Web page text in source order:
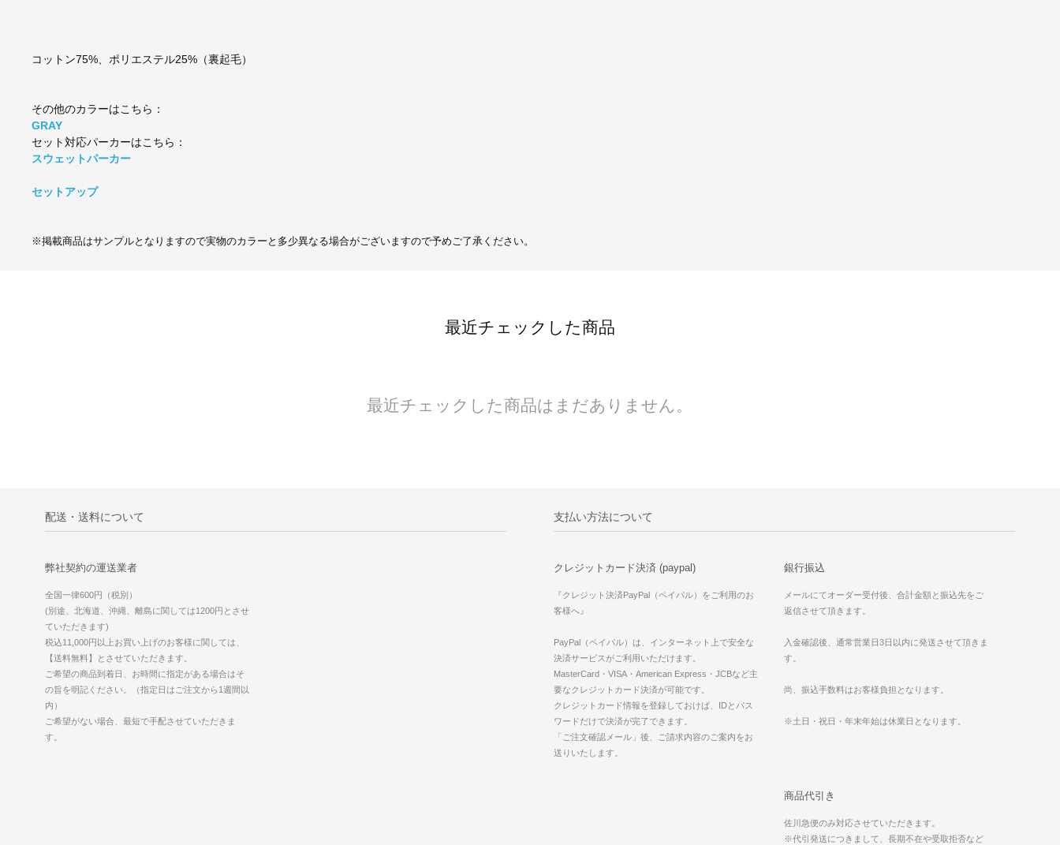
コットン75%、ポリエステル25%（裏起毛）
その他のカラーはこちら：
GRAY
セット対応パーカーはこちら：
スウェットパーカー
セットアップ
※掲載商品はサンプルとなりますので実物のカラーと多少異なる場合がございますので予めご了承ください。
最近チェックした商品
最近チェックした商品はまだありません。
配送・送料について
弊社契約の運送業者
全国一律600円（税別）
(別途、北海道、沖縄、離島に関しては1200円とさせ
ていただきます)
税込11,000円以上お買い上げのお客様に関しては、
【送料無料】とさせていただきます。
ご希望の商品到着日、お時間に指定がある場合はそ
の旨を明記ください。（指定日はご注文から1週間以
内）
ご希望がない場合、最短で手配させていただきま
す。
支払い方法について
クレジットカード決済 (paypal)
『クレジット決済PayPal（ペイパル）をご利用のお
客様へ』
PayPal（ペイパル）は、インターネット上で安全な
決済サービスがご利用いただけます。
MasterCard・VISA・American Express・JCBなど主
要なクレジットカード決済が可能です。
クレジットカード情報を登録しておけば、IDとパス
ワードだけで決済が完了できます。
「ご注文確認メール」後、ご請求内容のご案内をお
送りいたします。
銀行振込
メールにてオーダー受付後、合計金額と振込先をご
返信させて頂きます。
入金確認後、通常営業日3日以内に発送させて頂きま
す。
尚、振込手数料はお客様負担となります。
※土日・祝日・年末年始は休業日となります。
商品代引き
佐川急便のみ対応させていただきます。
※代引発送につきまして、長期不在や受取拒否など